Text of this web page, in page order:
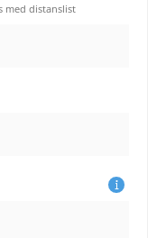
med distanslist